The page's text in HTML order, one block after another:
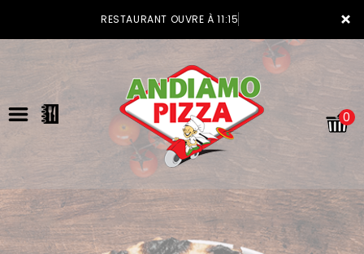
×
RESTAURANT OUVRE À 11:15
ACCUEIL
0